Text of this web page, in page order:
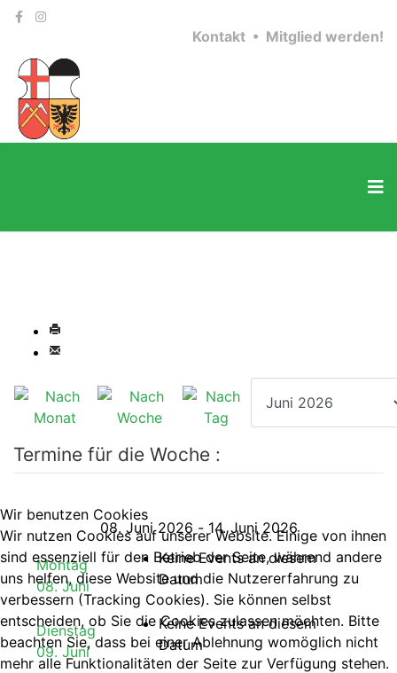
Kontakt • Mitglied werden!
Termine für die Woche :
08. Juni 2026 - 14. Juni 2026
Montag
08. Juni
Keine Events an diesem
Datum
Dienstag
09. Juni
Keine Events an diesem
Datum
Wir benutzen Cookies
Wir nutzen Cookies auf unserer Website. Einige von ihnen
sind essenziell für den Betrieb der Seite, während andere
uns helfen, diese Website und die Nutzererfahrung zu
verbessern (Tracking Cookies). Sie können selbst
entscheiden, ob Sie die Cookies zulassen möchten. Bitte
beachten Sie, dass bei einer Ablehnung womöglich nicht
mehr alle Funktionalitäten der Seite zur Verfügung stehen.